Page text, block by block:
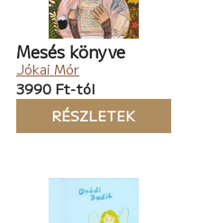
Mesés könyve
Jókai Mór
3990 Ft-tól
RÉSZLETEK